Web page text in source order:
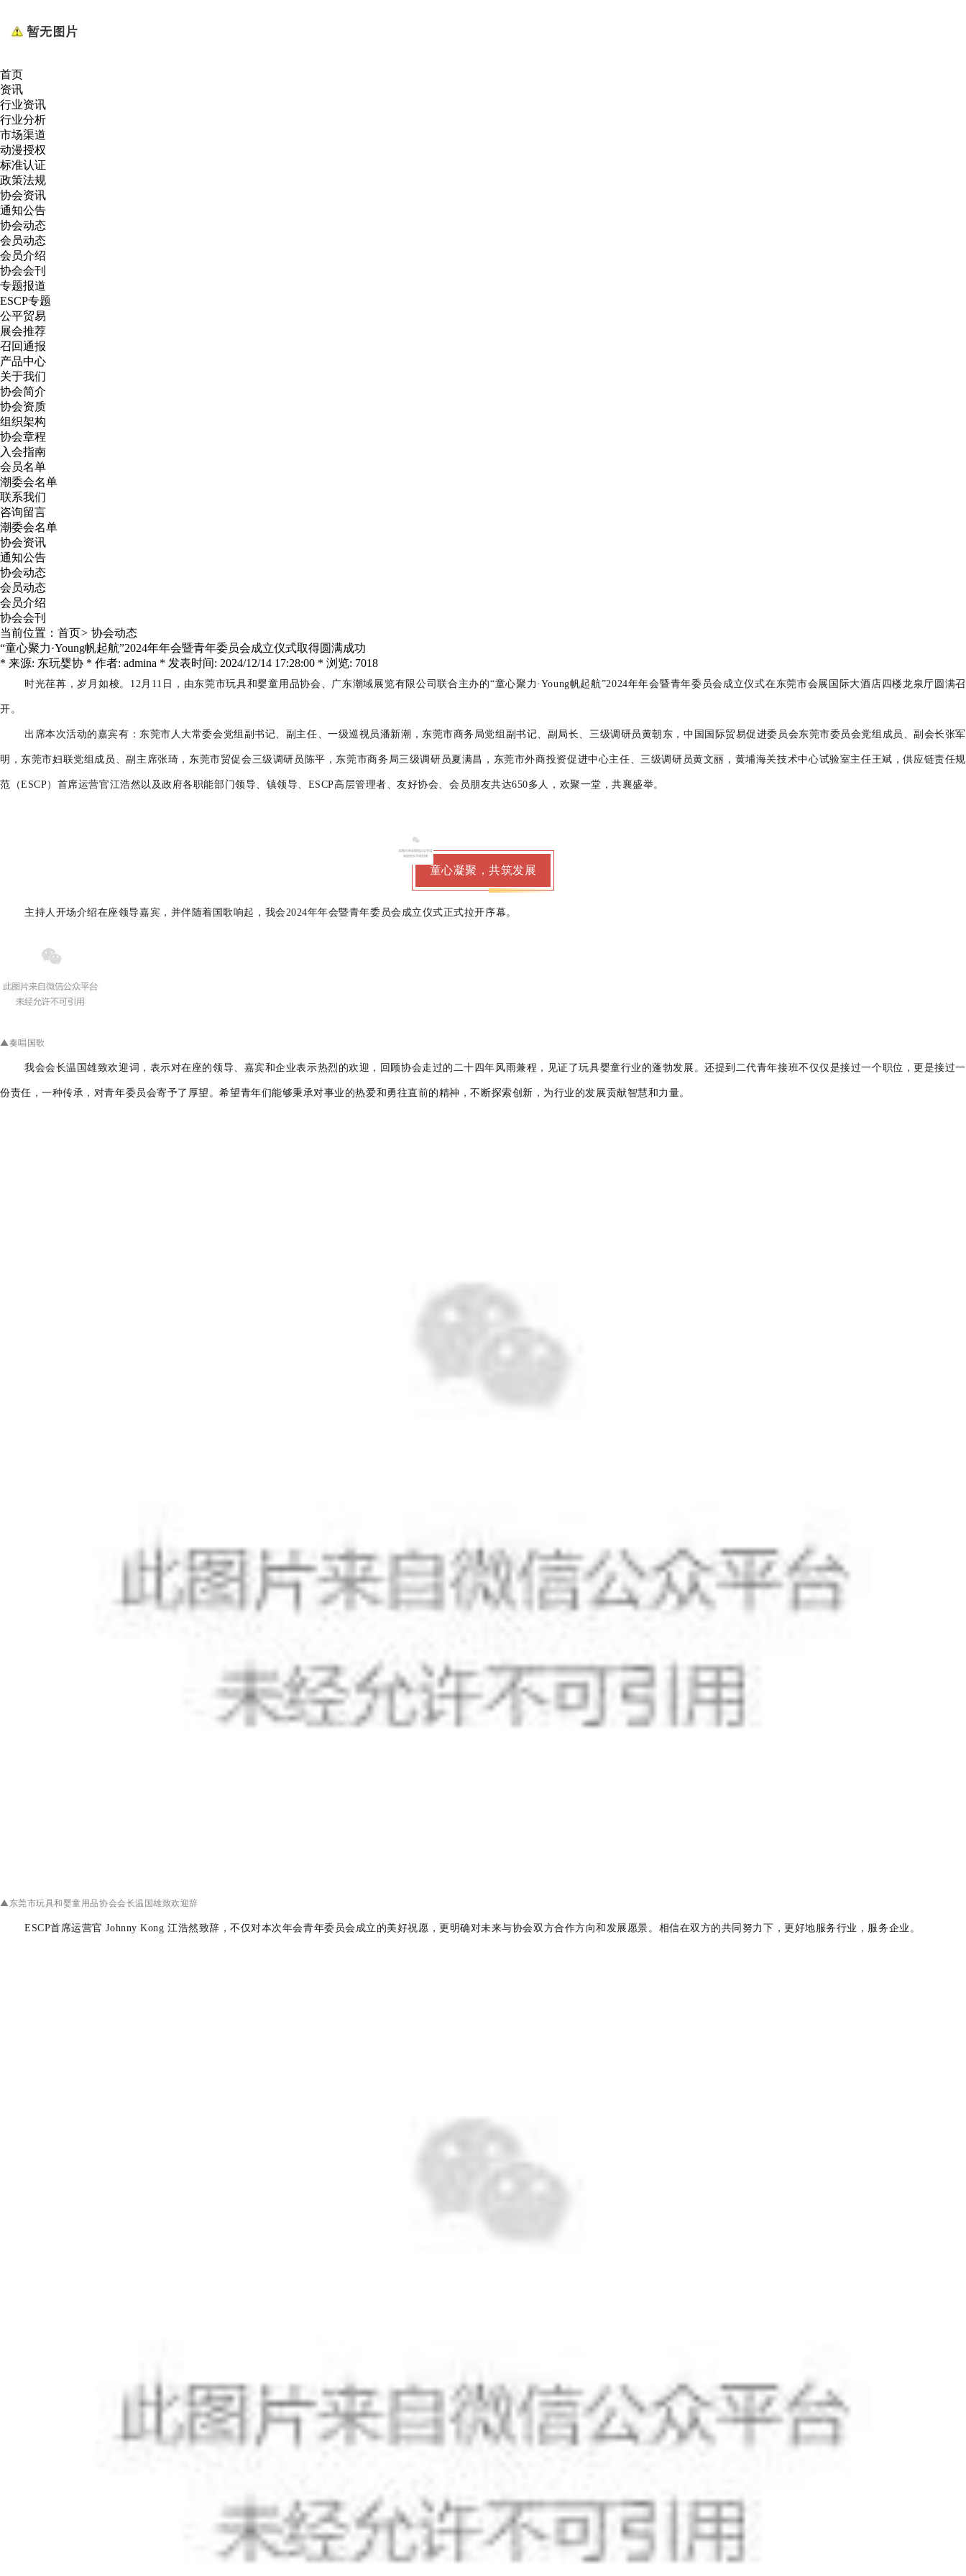
首页
资讯
行业资讯
行业分析
市场渠道
动漫授权
标准认证
政策法规
协会资讯
通知公告
协会动态
会员动态
会员介绍
协会会刊
专题报道
ESCP专题
公平贸易
展会推荐
召回通报
产品中心
关于我们
协会简介
协会资质
组织架构
协会章程
入会指南
会员名单
潮委会名单
联系我们
咨询留言
潮委会名单
协会资讯
通知公告
协会动态
会员动态
会员介绍
协会会刊
当前位置： 首页> 协会动态
“童心聚力·Young帆起航”2024年年会暨青年委员会成立仪式取得圆满成功
* 来源: 东玩婴协 * 作者: admina * 发表时间: 2024/12/14 17:28:00 * 浏览: 7018
时光荏苒，岁月如梭。 12月 11 日，由东莞市玩具和婴童用品协会、广东潮域展览有限公司联合主办的“童心聚力· Young帆起航”2024年年会暨青年委员会成立仪式在东莞市会展国际大酒店四楼龙泉厅圆满召
开。
出席本次活动的嘉宾有：东莞市人大常委会党组副书记、副主任、一级巡视员潘新潮，东莞市商务局党组副书记、副局长、三级调研员黄朝东，中国国际贸易促进委员会东莞市委员会党组成员、副会长张军
明，东莞市妇联党组成员、副主席张琦，东莞市贸促会三级调研员陈平，东莞市商务局三级调研员夏满昌，东莞市外商投资促进中心主任、三级调研员黄文丽，黄埔海关技术中心试验室主任王斌，供应链责任规
范（ESCP）首席运营官江浩然以及政府各职能部门领导、镇领导、ESCP高层管理者、友好协会、会员朋友共达650多人，欢聚一堂，共襄盛举。
童心凝聚，共筑发展
主持人开场介绍在座领导嘉宾，并伴随着国歌响起，我会2024年年会暨青年委员会成立仪式正式拉开序幕。
▲奏唱国歌
我会会长温国雄致欢迎词，表示对在座的领导、嘉宾和企业表示热烈的欢迎，回顾协会走过的二十四年风雨兼程，见证了玩具婴童行业的蓬勃发展。还提到二代青年接班不仅仅是接过一个职位，更是接过一
份责任，一种传承，对青年委员会寄予了厚望。希望青年们能够秉承对事业的热爱和勇往直前的精神，不断探索创新，为行业的发展贡献智慧和力量。
▲东莞市玩具和婴童用品协会会长温国雄致欢迎辞
ESCP首席运营官 Johnny Kong 江浩然致辞，不仅对本次年会青年委员会成立的美好祝愿，更明确对未来与协会双方合作方向和发展愿景。相信在双方的共同努力下，更好地服务行业，服务企业。